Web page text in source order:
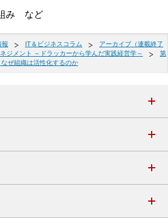
み など
報 IT＆ビジネスコラム
アーカイブ（連載終了
ネジメント ～ドラッカーから学んだ実践経営学～
第
ぜ組織は活性化するのか